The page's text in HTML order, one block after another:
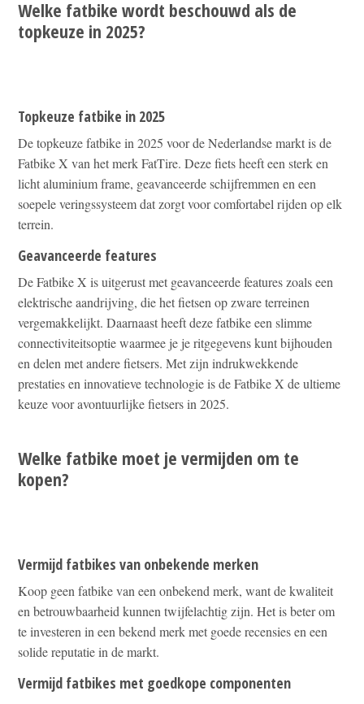
Welke fatbike wordt beschouwd als de
topkeuze in 2025?
Topkeuze fatbike in 2025
De topkeuze fatbike in 2025 voor de Nederlandse markt is de
Fatbike X van het merk FatTire. Deze fiets heeft een sterk en
licht aluminium frame, geavanceerde schijfremmen en een
soepele veringssysteem dat zorgt voor comfortabel rijden op elk
terrein.
Geavanceerde features
De Fatbike X is uitgerust met geavanceerde features zoals een
elektrische aandrijving, die het fietsen op zware terreinen
vergemakkelijkt. Daarnaast heeft deze fatbike een slimme
connectiviteitsoptie waarmee je je ritgegevens kunt bijhouden
en delen met andere fietsers. Met zijn indrukwekkende
prestaties en innovatieve technologie is de Fatbike X de ultieme
keuze voor avontuurlijke fietsers in 2025.
Welke fatbike moet je vermijden om te
kopen?
Vermijd fatbikes van onbekende merken
Koop geen fatbike van een onbekend merk, want de kwaliteit
en betrouwbaarheid kunnen twijfelachtig zijn. Het is beter om
te investeren in een bekend merk met goede recensies en een
solide reputatie in de markt.
Vermijd fatbikes met goedkope componenten